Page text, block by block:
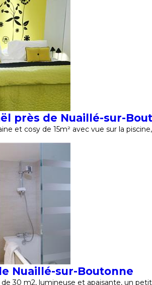
près de Nuaillé-sur-
et cosy de 15m² avec vue sur la
Nuaillé-sur-Boutonne
30 m2, lumineuse et apaisante, un